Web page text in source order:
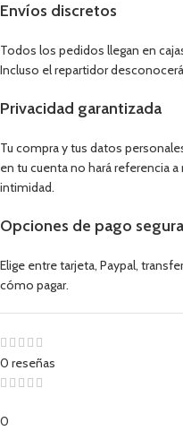
Envíos discretos
Todos los pedidos llegan en
Incluso el repartidor
Privacidad garantizada
Tu compra y tus datos
en tu cuenta no hará referencia
intimidad.
Opciones de pago
Elige entre tarjeta, Paypal,
cómo pagar.
0 reseñas
0